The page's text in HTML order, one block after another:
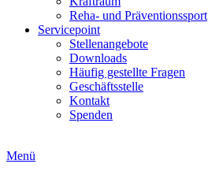
Reha- und Präventionssport
Servicepoint
Stellenangebote
Downloads
Häufig gestellte Fragen
Geschäftsstelle
Kontakt
Spenden
Menü